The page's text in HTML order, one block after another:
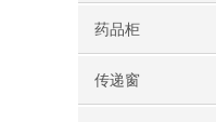
药品柜
传递窗